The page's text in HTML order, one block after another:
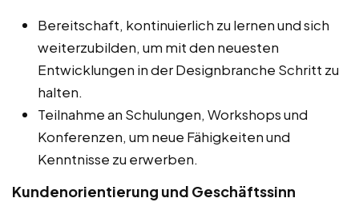
Bereitschaft, kontinuierlich zu lernen und sich
weiterzubilden, um mit den neuesten
Entwicklungen in der Designbranche Schritt zu
halten.
Teilnahme an Schulungen, Workshops und
Konferenzen, um neue Fähigkeiten und
Kenntnisse zu erwerben.
Kundenorientierung und Geschäftssinn